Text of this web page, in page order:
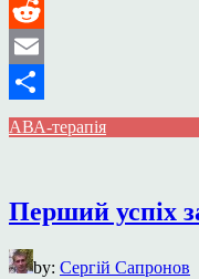
Tumblr
Reddit
Email
Поділитися
АВА-терапія
Перший успіх
by: Сергій Сапронов